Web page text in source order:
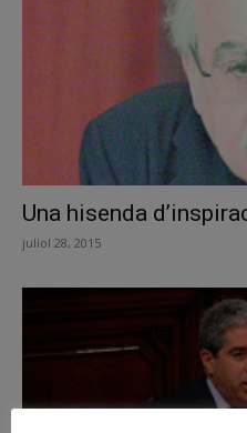
Una hisenda
juliol 28, 2015